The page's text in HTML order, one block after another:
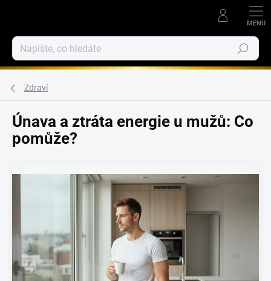
Hledat
Zdraví
Únava a ztráta energie u mužů: Co
pomůže?